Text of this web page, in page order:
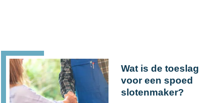
Wat is de toeslag
voor een spoed
slotenmaker?